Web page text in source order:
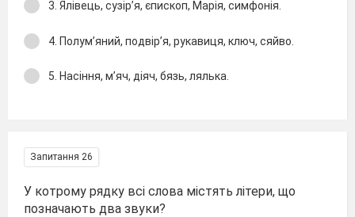
3. Ялівець, сузір’я, єпископ, Марія, симфонія.
4. Полум’яний, подвір’я, рукавиця, ключ, сяйво.
5. Насіння, м’яч, діяч, бязь, лялька.
Запитання 26
У котрому рядку всі слова містять літери, що
позначають два звуки?